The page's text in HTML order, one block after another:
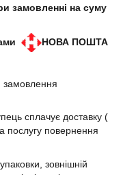
замовленні на суму
НОВА ПОШТА
сплачує доставку (
послугу повернення
зовнішній